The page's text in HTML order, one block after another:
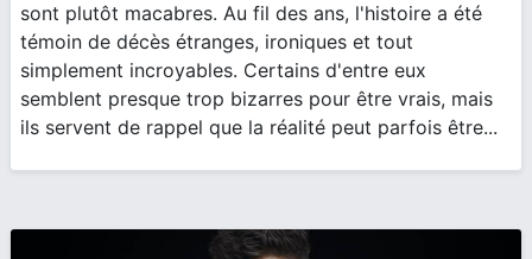
sont plutôt macabres. Au fil des ans, l'histoire a été
témoin de décès étranges, ironiques et tout
simplement incroyables. Certains d'entre eux
semblent presque trop bizarres pour être vrais, mais
ils servent de rappel que la réalité peut parfois être...